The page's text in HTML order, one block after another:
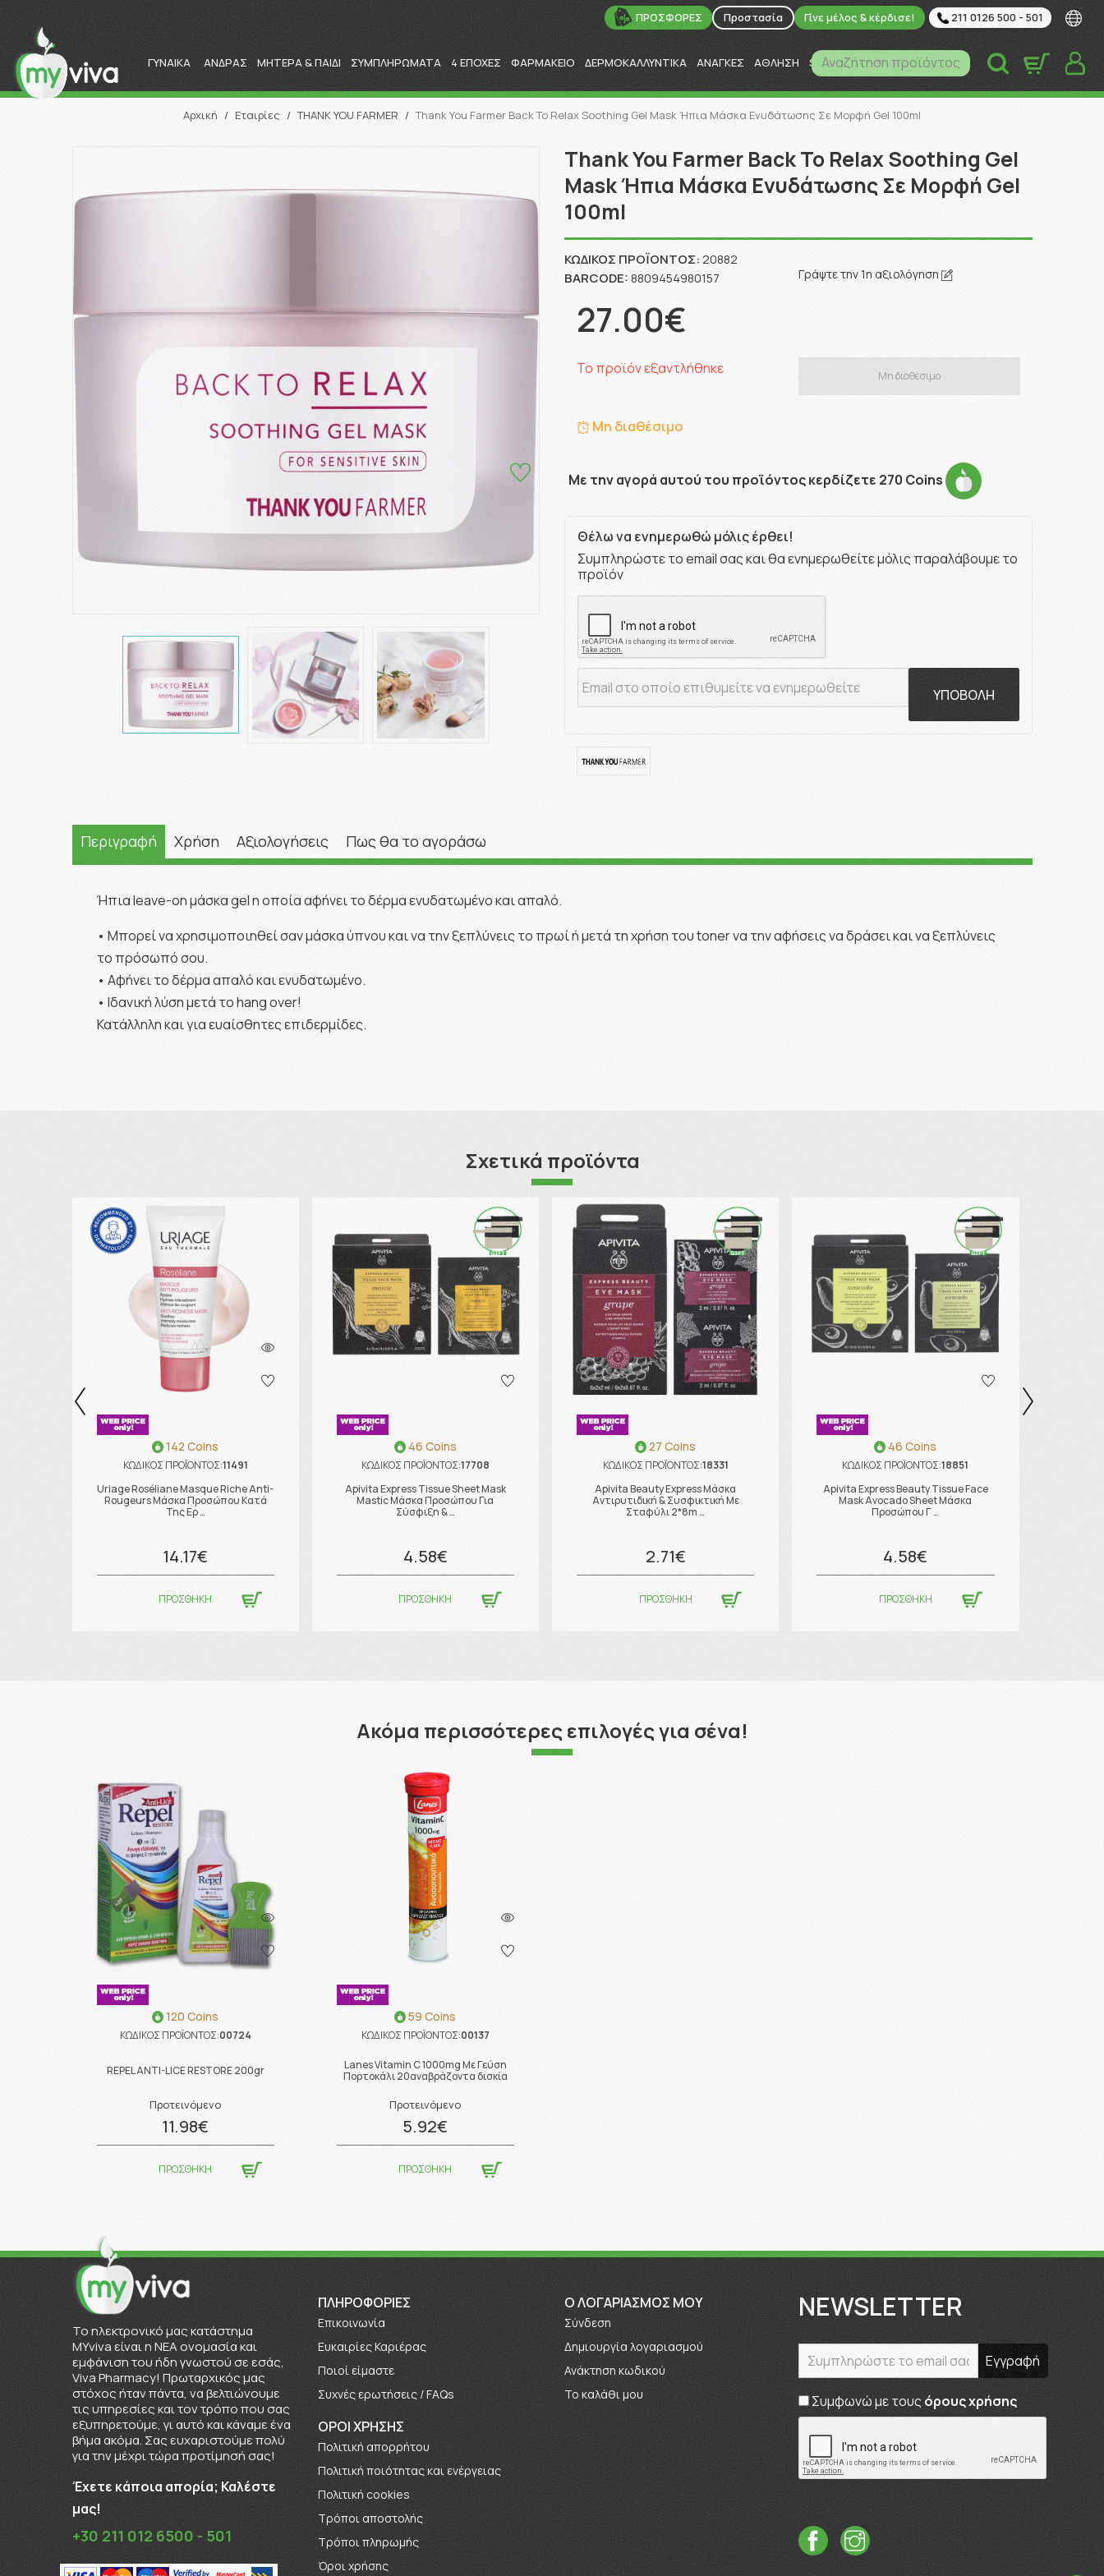
ΠΡΟΣΦΟΡΕΣ Προστασία Γίνε μέλος & κέρδισε! 211 0126 500 - 501
ΓΥΝΑΙΚΑ ΑΝΔΡΑΣ ΜΗΤΕΡΑ & ΠΑΙΔΙ ΣΥΜΠΛΗΡΩΜΑΤΑ 4 ΕΠΟΧΕΣ ΦΑΡΜΑΚΕΙΟ ΔΕΡΜΟΚΑΛΛΥΝΤΙΚΑ ΑΝΑΓΚΕΣ ΑΘΛΗΣΗ SUPER MARKET ΚΑΤΟΙΚΙΔΙΑ
Αναζήτηση προϊόντος
Αναζήτηση
Αρχική / Εταιρίες / THANK YOU FARMER / Thank You Farmer Back To Relax Soothing Gel Mask Ήπια Μάσκα Ενυδάτωσης Σε Μορφή Gel 100ml
Thank You Farmer Back To Relax Soothing Gel
Mask Ήπια Μάσκα Ενυδάτωσης Σε Μορφή Gel
100ml
ΚΩΔΙΚΌΣ ΠΡΟΪΌΝΤΟΣ: 20882
BARCODE: 8809454980157 Γράψτε την 1η αξιολόγηση
27.00€
Το προϊόν εξαντλήθηκε Μη διαθέσιμο
Μη διαθέσιμο
Με την αγορά αυτού του προϊόντος κερδίζετε 270 Coins
Θέλω να ενημερωθώ μόλις έρθει!
Συμπληρώστε το email σας και θα ενημερωθείτε μόλις παραλάβουμε το
προϊόν
ΥΠΟΒΟΛΗ
Περιγραφή Χρήση Αξιολογήσεις Πως θα το αγοράσω
Ήπια leave-on μάσκα gel η οποία αφήνει το δέρμα ενυδατωμένο και απαλό.
• Μπορεί να χρησιμοποιηθεί σαν μάσκα ύπνου και να την ξεπλύνεις το πρωί ή μετά τη χρήση του toner να την αφήσεις να δράσει και να ξεπλύνεις
το πρόσωπό σου.
• Αφήνει το δέρμα απαλό και ενυδατωμένο.
• Ιδανική λύση μετά το hang over!
Κατάλληλη και για ευαίσθητες επιδερμίδες.
Σχετικά προϊόντα
142 Coins
ΚΩΔΙΚΟΣ ΠΡΟΪΟΝΤΟΣ:11491
Uriage Roséliane Masque Riche Anti-
Rougeurs Μάσκα Προσώπου Κατά
Της Ερ …
14.17€
ΠΡΟΣΘΗΚΗ
46 Coins
ΚΩΔΙΚΟΣ ΠΡΟΪΟΝΤΟΣ:17708
Apivita Express Tissue Sheet Mask
Mastic Μάσκα Προσώπου Για
Σύσφιξη & …
4.58€
ΠΡΟΣΘΗΚΗ
27 Coins
ΚΩΔΙΚΟΣ ΠΡΟΪΟΝΤΟΣ:18331
Apivita Beauty Express Μάσκα
Αντιρυτιδική & Συσφικτική Με
Σταφύλι 2*8m …
2.71€
ΠΡΟΣΘΗΚΗ
46 Coins
ΚΩΔΙΚΟΣ ΠΡΟΪΟΝΤΟΣ:18851
Apivita Express Beauty Tissue Face
Mask Avocado Sheet Μάσκα
Προσώπου Γ …
4.58€
ΠΡΟΣΘΗΚΗ
Ακόμα περισσότερες επιλογές για σένα!
120 Coins
ΚΩΔΙΚΟΣ ΠΡΟΪΟΝΤΟΣ:00724
REPEL ANTI-LICE RESTORE 200gr
Προτεινόμενο
11.98€
ΠΡΟΣΘΗΚΗ
59 Coins
ΚΩΔΙΚΟΣ ΠΡΟΪΟΝΤΟΣ:00137
Lanes Vitamin C 1000mg Με Γεύση
Πορτοκάλι 20αναβράζοντα δισκία
Προτεινόμενο
5.92€
ΠΡΟΣΘΗΚΗ
To ηλεκτρονικό μας κατάστημα
MYviva είναι η ΝΕΑ ονομασία και
εμφάνιση του ήδη γνωστού σε εσάς,
Viva Pharmacy! Πρωταρχικός μας
στόχος ήταν πάντα, να βελτιώνουμε
τις υπηρεσίες και τον τρόπο που σας
εξυπηρετούμε, γι αυτό και κάναμε ένα
βήμα ακόμα. Σας ευχαριστούμε πολύ
για την μέχρι τώρα προτίμησή σας!
Έχετε κάποια απορία; Καλέστε
μας!
+30 211 012 6500 - 501
ΠΛΗΡΟΦΟΡΊΕΣ
Επικοινωνία
Ευκαιρίες Καριέρας
Πoιοί είμαστε
Συχνές ερωτήσεις / FAQs
ΟΡΟΙ ΧΡΗΣΗΣ
Πολιτική απορρήτου
Πολιτική ποιότητας και ενέργειας
Πολιτική cookies
Τρόποι αποστολής
Τρόποι πληρωμής
Όροι χρήσης
O ΛΟΓΑΡΙΑΣΜΟΣ ΜΟΥ
Σύνδεση
Δημιουργία λογαριασμού
Ανάκτηση κωδικού
Το καλάθι μου
NEWSLETTER
Συμφωνώ με τους όρους χρήσης